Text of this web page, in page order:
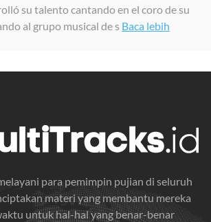
su talento cantando en el coro de su
al grupo musical de s Baca lebih
para pemimpin pujian di seluruh
materi yang membantu mereka
untuk hal-hal yang benar-benar